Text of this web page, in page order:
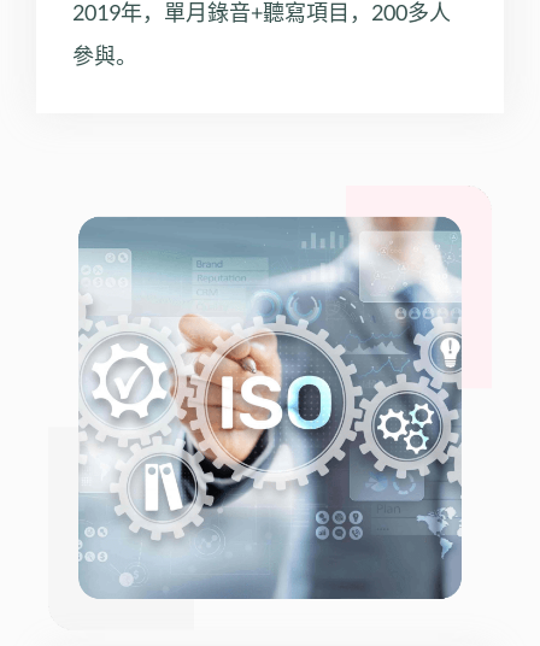
2019年，單月錄音+聽寫項目，200多人
參與。